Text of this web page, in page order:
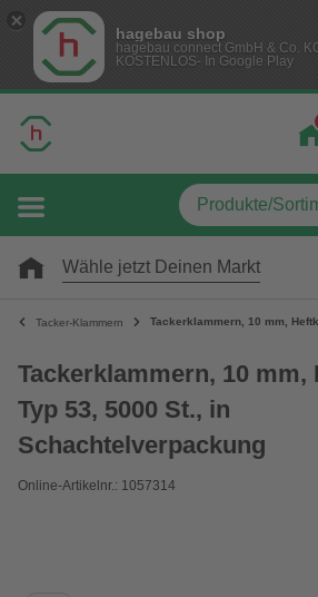
hagebau shop
hagebau connect GmbH & Co.
KOSTENLOS- In Google Play
Wähle jetzt Deinen Markt
Tacker-Klammern Tackerklammern, 10 mm,
Tackerklammern, 10 mm,
Typ 53, 5000 St., in
Schachtelverpackung
Online-Artikelnr.: 1057314